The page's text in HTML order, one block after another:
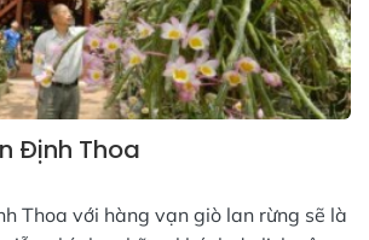
Định Thoa
Thoa với hàng vạn giò lan rừng sẽ là